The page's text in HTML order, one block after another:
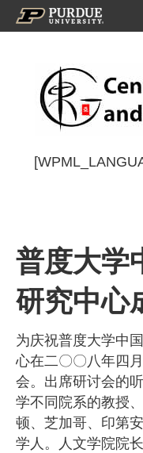
普度大学
研究中心
为庆祝普度大学中
心在二〇〇八年四
会。出席研讨会的
学不同院系的教授
顿、芝加哥、印第
学人。人文学院院长